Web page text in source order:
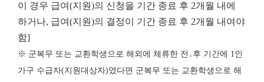
이 경우 급여(지원)의 신청을 기간 종료 후 2개월 내에
하거나, 급여(지원)의 결정이 기간 종료 후 2개월 내여야
함]
※ 군복무 또는 교환학생으로 해외에 체류한 전․후 기간에 1인
가구 수급자(지원대상자)였다면 군복무 또는 교환학생으로 해